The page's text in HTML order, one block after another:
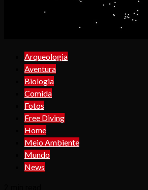
Arqueologia
Aventura
Biologia
Comida
Fotos
Free Diving
Home
Meio Ambiente
Mundo
News